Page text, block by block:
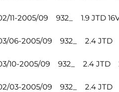
11-2005/09 932_ 1.9 JTD
06-2005/09 932_ 2.4 JTD
10-2005/09 932_ 2.4 JTD
03-2005/09 932_ 2.4 JTD